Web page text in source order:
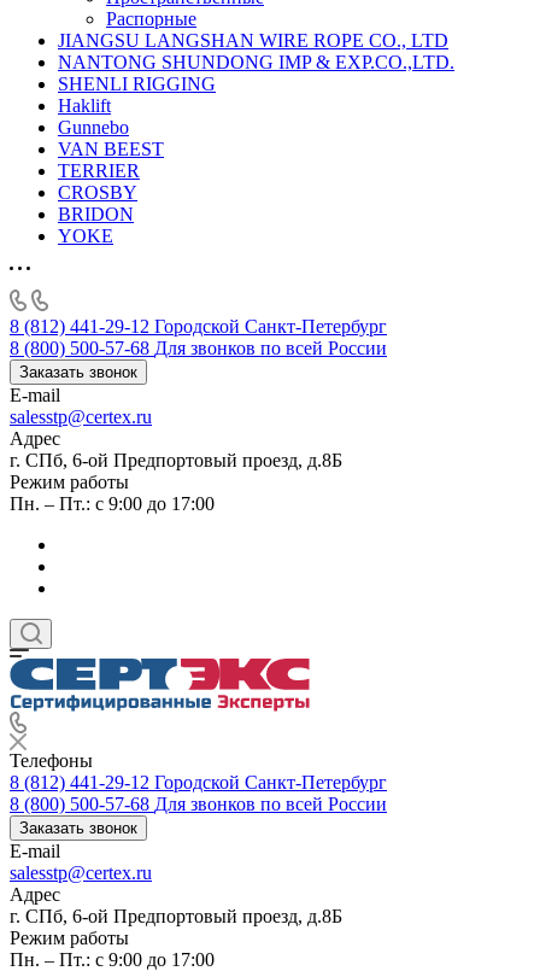
Распорные
JIANGSU LANGSHAN WIRE ROPE CO., LTD
NANTONG SHUNDONG IMP & EXP.CO.,LTD.
SHENLI RIGGING
Haklift
Gunnebo
VAN BEEST
TERRIER
CROSBY
BRIDON
YOKE
8 (812) 441-29-12 Городской Санкт-Петербург
8 (800) 500-57-68 Для звонков по всей России
Заказать звонок
E-mail
salesstp@certex.ru
Адрес
г. СПб, 6-ой Предпортовый проезд, д.8Б
Режим работы
Пн. – Пт.: с 9:00 до 17:00
Телефоны
8 (812) 441-29-12 Городской Санкт-Петербург
8 (800) 500-57-68 Для звонков по всей России
Заказать звонок
E-mail
salesstp@certex.ru
Адрес
г. СПб, 6-ой Предпортовый проезд, д.8Б
Режим работы
Пн. – Пт.: с 9:00 до 17:00